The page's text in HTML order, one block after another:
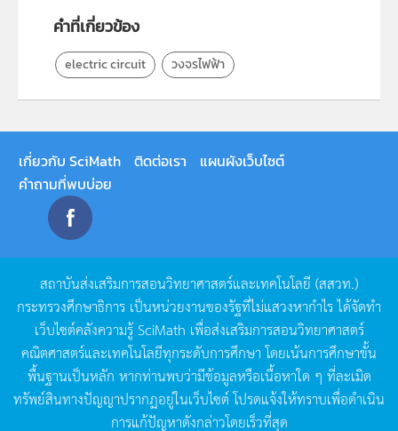
คำที่เกี่ยวข้อง
electric circuit วงจรไฟฟ้า
เกี่ยวกับ SciMath ติดต่อเรา
แผนผังเว็บไซต์
คำถามที่พบบ่อย
สถาบันส่งเสริมการสอนวิทยาศาสตร์และเทคโนโลยี (สสวท.)
กระทรวงศึกษาธิการ เป็นหน่วยงานของรัฐที่ไม่แสวงหากำไรได้จัดทำ
เว็บไซต์คลังความรู้SciMath เพื่อส่งเสริมการสอนวิทยาศาสตร์
คณิตศาสตร์และเทคโนโลยีทุกระดับการศึกษา โดยเน้นการศึกษาขั้น
พื้นฐานเป็นหลัก หากท่านพบว่ามีข้อมูลหรือเนื้อหาใด ๆ ที่ละเมิด
ทรัพย์สินทางปัญญาปรากฏอยู่ในเว็บไซต์โปรดแจ้งให้ทราบเพื่อดำเนิน
การแก้ปัญหาดังกล่าวโดยเร็วที่สุด